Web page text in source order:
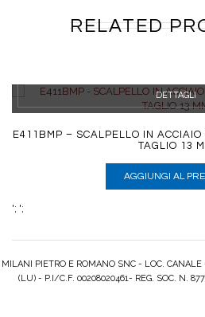
RELATED
DETTAGLI
E411BMP – SCALPELLO IN ACCIAIO
TAGLIO 13
AGGIUNGI AL
'; ';
MILANI PIETRO E ROMANO SNC - LOC.
(LU) - P.I/C.F. 00208020461- REG. SOC. N.